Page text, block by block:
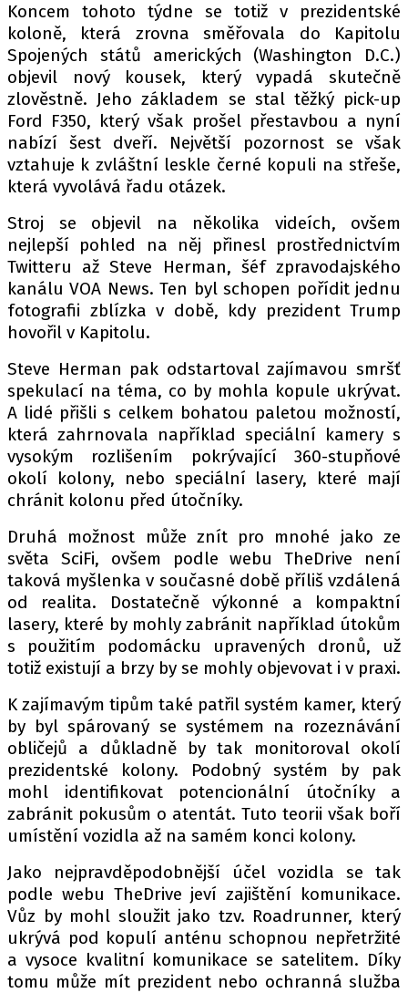
ETICKÝ KODEX
KONTAKT
VYDAVATEL
INZERCE
OSOBNÍ ÚDAJE / COOKIES
Provozovatelem serveru autoroad.cz je
INCORP MEDIA GROUP s.r.o., IČ: 118 23 054
Koncem tohoto týdne se totiž v prezidentské
koloně, která zrovna směřovala do Kapitolu
Spojených států amerických (Washington D.C.)
objevil nový kousek, který vypadá skutečně
zlověstně. Jeho základem se stal těžký pick-up
Ford F350, který však prošel přestavbou a nyní
nabízí šest dveří. Největší pozornost se však
vztahuje k zvláštní leskle černé kopuli na střeše,
která vyvolává řadu otázek.
Stroj se objevil na několika videích, ovšem
nejlepší pohled na něj přinesl prostřednictvím
Twitteru až Steve Herman, šéf zpravodajského
kanálu VOA News. Ten byl schopen pořídit jednu
fotografii zblízka v době, kdy prezident Trump
hovořil v Kapitolu.
Steve Herman pak odstartoval zajímavou smršť
spekulací na téma, co by mohla kopule ukrývat.
A lidé přišli s celkem bohatou paletou možností,
která zahrnovala například speciální kamery s
vysokým rozlišením pokrývající 360-stupňové
okolí kolony, nebo speciální lasery, které mají
chránit kolonu před útočníky.
Druhá možnost může znít pro mnohé jako ze
světa SciFi, ovšem podle webu TheDrive není
taková myšlenka v současné době příliš vzdálená
od realita. Dostatečně výkonné a kompaktní
lasery, které by mohly zabránit například útokům
s použitím podomácku upravených dronů, už
totiž existují a brzy by se mohly objevovat i v praxi.
K zajímavým tipům také patřil systém kamer, který
by byl spárovaný se systémem na rozeznávání
obličejů a důkladně by tak monitoroval okolí
prezidentské kolony. Podobný systém by pak
mohl identifikovat potencionální útočníky a
zabránit pokusům o atentát. Tuto teorii však boří
umístění vozidla až na samém konci kolony.
Jako nejpravděpodobnější účel vozidla se tak
podle webu TheDrive jeví zajištění komunikace.
Vůz by mohl sloužit jako tzv. Roadrunner, který
ukrývá pod kopulí anténu schopnou nepřetržité
a vysoce kvalitní komunikace se satelitem. Díky
tomu může mít prezident nebo ochranná služba